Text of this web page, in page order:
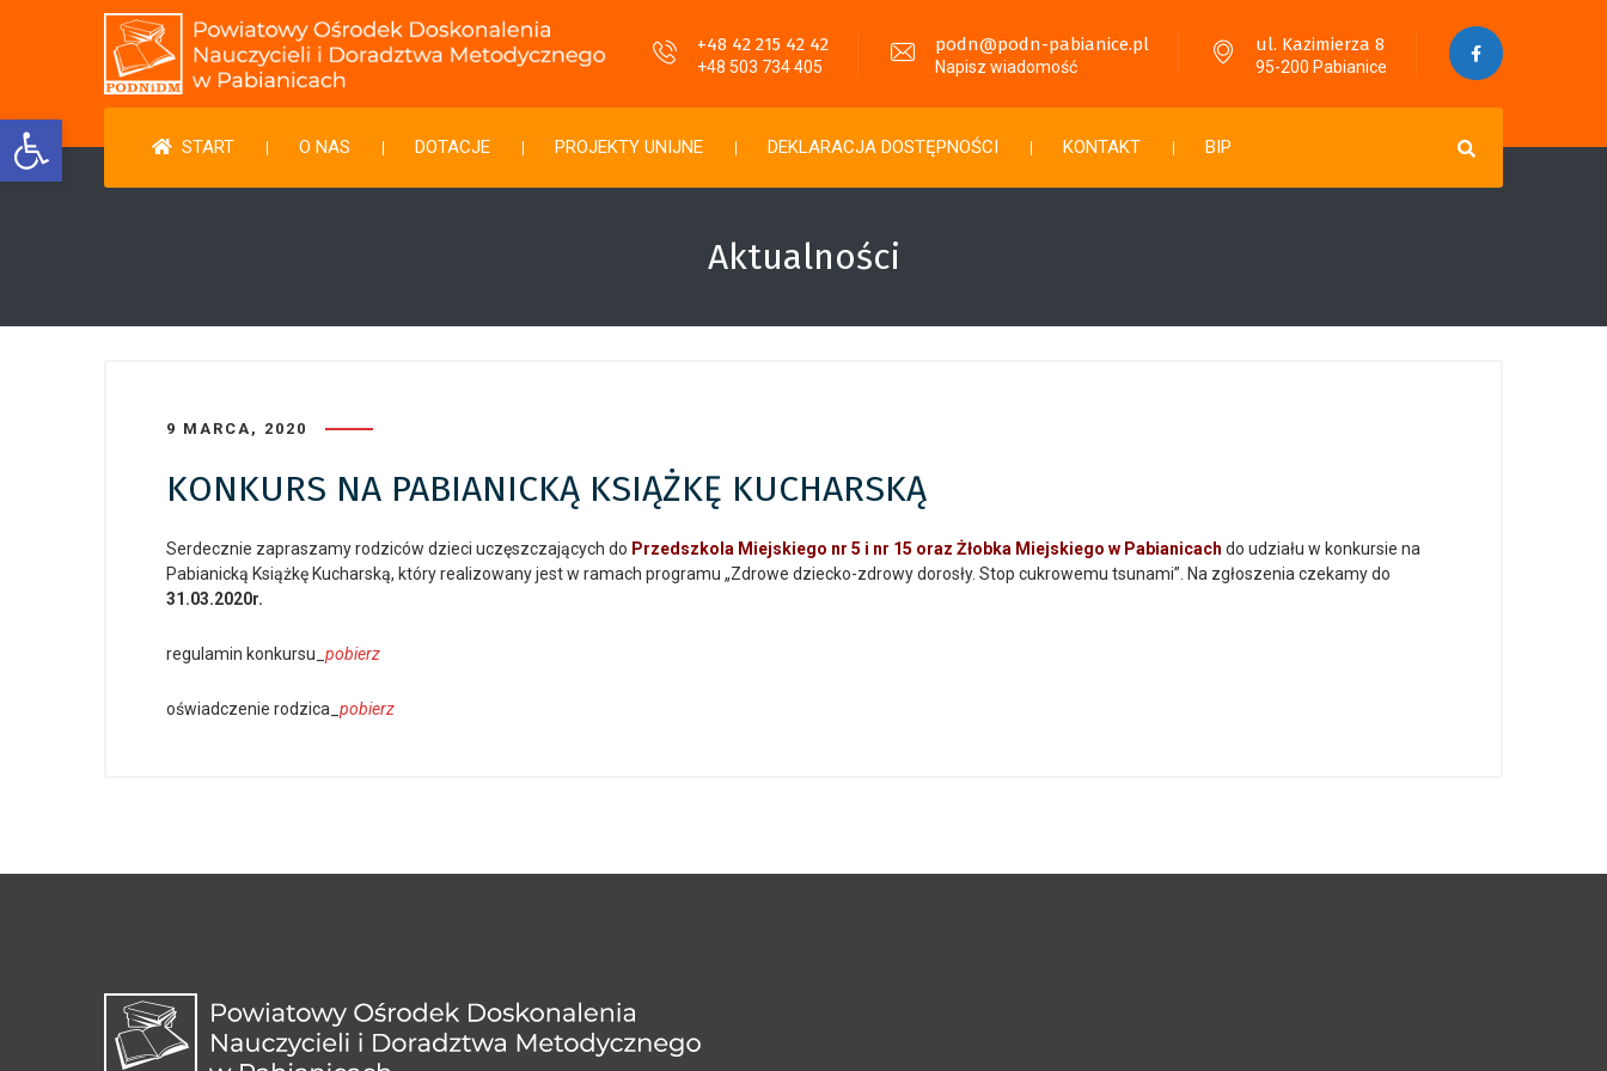
Otwórz pasek narzędzi
+48 42 215 42 42
+48 503 734 405
podn@podn-pabianice.pl
Napisz wiadomość
ul. Kazimierza 8
95-200 Pabianice
START O NAS DOTACJE PROJEKTY UNIJNE DEKLARACJA DOSTĘPNOŚCI KONTAKT BIP
Aktualności
9 MARCA, 2020
KONKURS NA PABIANICKĄ KSIĄŻKĘ KUCHARSKĄ
Serdecznie zapraszamy rodziców dzieci uczęszczających do Przedszkola Miejskiego nr 5 i nr 15 oraz Żłobka Miejskiego w Pabianicach do udziału w konkursie na
Pabianicką Książkę Kucharską, który realizowany jest w ramach programu „Zdrowe dziecko-zdrowy dorosły. Stop cukrowemu tsunami”. Na zgłoszenia czekamy do
31.03.2020r.
regulamin konkursu_ pobierz
oświadczenie rodzica_ pobierz